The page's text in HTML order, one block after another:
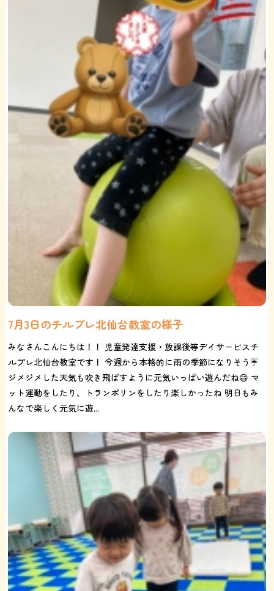
7月3日のチルプレ北仙台教室の様子
みなさんこんにちは！！ 児童発達支援・放課後等デイサービスチ
ルプレ北仙台教室です！ 今週から本格的に雨の季節になりそう☔️
ジメジメした天気も吹き飛ばすように元気いっぱい遊んだね😄 マ
ット運動をしたり、トランポリンをしたり楽しかったね 明日もみ
んなで楽しく元気に遊...